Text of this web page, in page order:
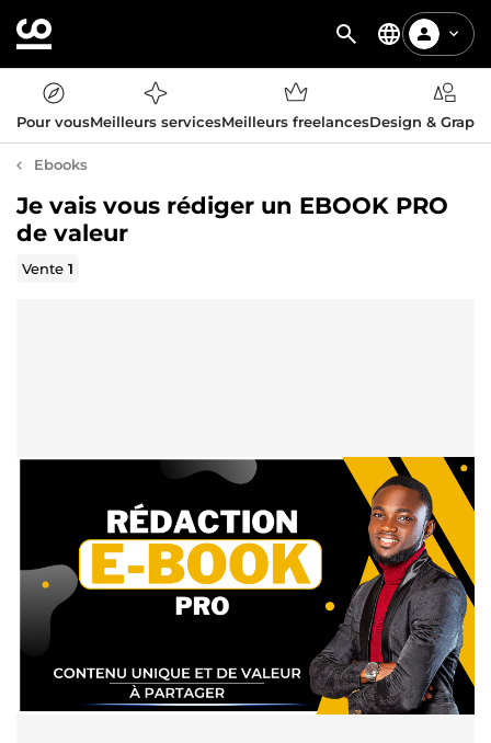
Pour vousMeilleurs servicesMeilleurs freelancesDesign &
Ebooks
Je vais vous rédiger un EBOOK PRO
de valeur
Vente1